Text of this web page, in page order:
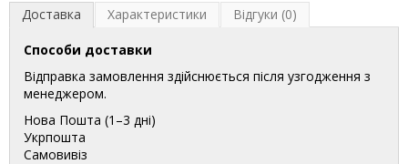
Доставка Характеристики Відгуки (0)
Способи доставки
Відправка замовлення здійснюється після узгодження з
менеджером.
Нова Пошта (1–3 дні)
Укрпошта
Самовивіз